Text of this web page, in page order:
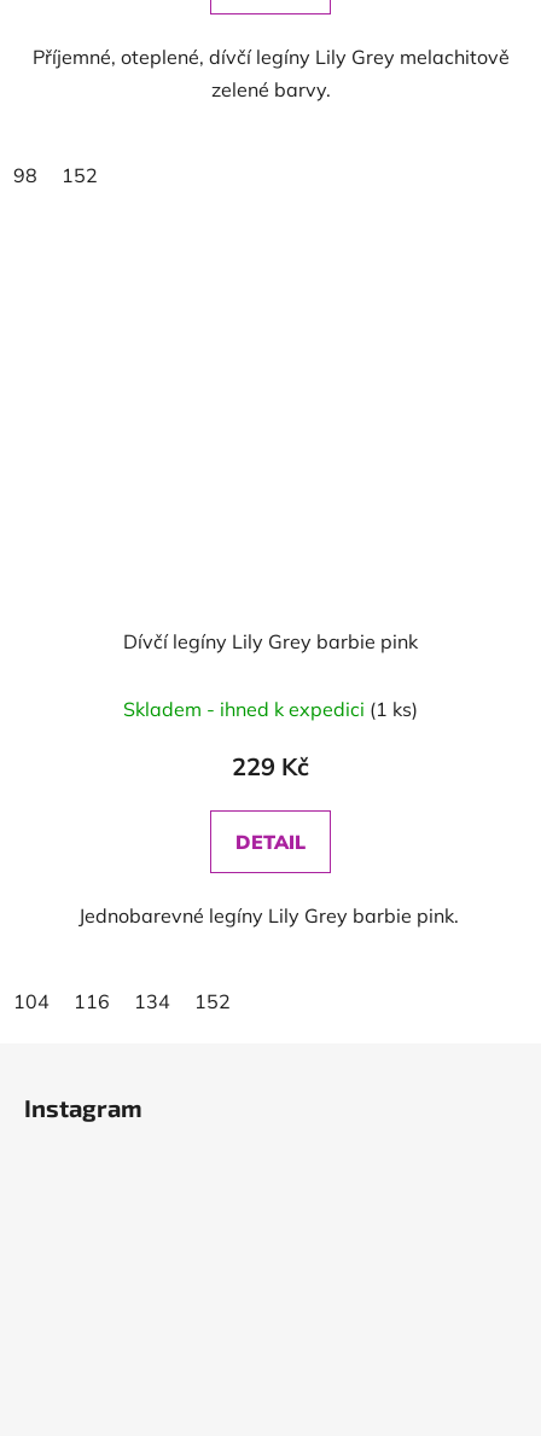
Příjemné, oteplené, dívčí legíny Lily Grey melachitově
zelené barvy.
98 152
Dívčí legíny Lily Grey barbie pink
Skladem - ihned k expedici (1 ks)
229 Kč
DETAIL
Jednobarevné legíny Lily Grey barbie pink.
104 116 134 152
Instagram